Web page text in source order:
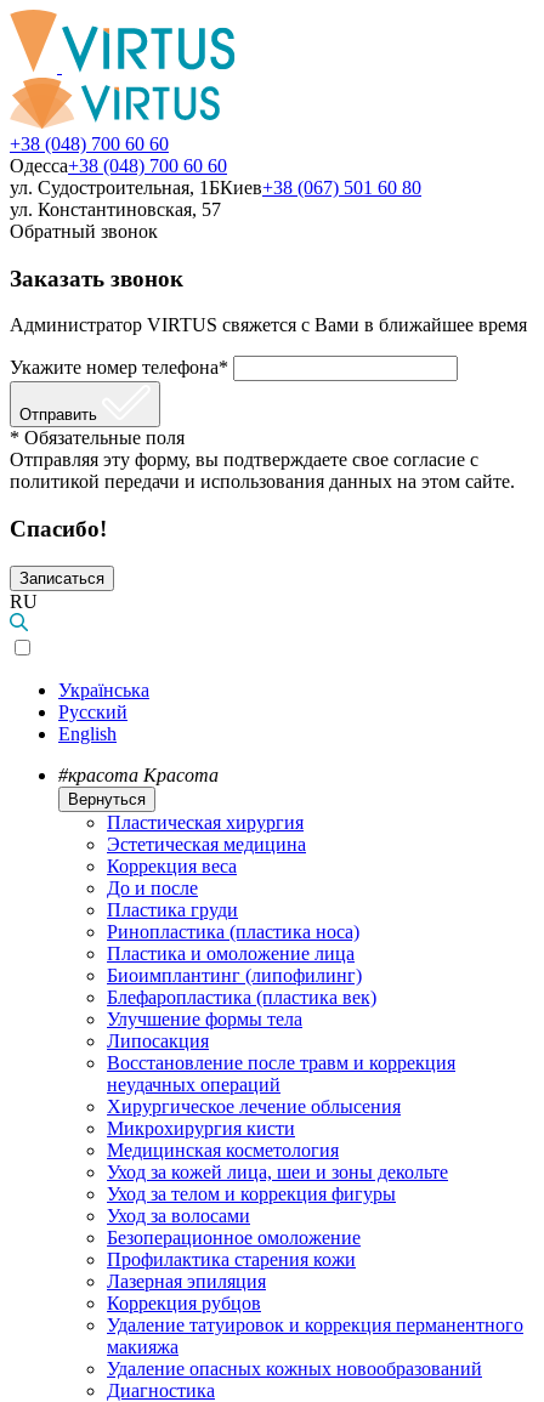
+38 (048) 700 60 60
Одесса+38 (048) 700 60 60
ул. Судостроительная, 1БКиев+38 (067) 501 60 80
ул. Константиновская, 57
Обратный звонок
Заказать звонок
Администратор VIRTUS свяжется с Вами в ближайшее время
Укажите номер телефона*
Отправить
* Обязательные поля
Отправляя эту форму, вы подтверждаете свое согласие с
политикой передачи и использования данных на этом сайте.
Спасибо!
Записаться
RU
Українська
Русский
English
#красота Красота
Вернуться
Пластическая хирургия
Эстетическая медицина
Коррекция веса
До и после
Пластика груди
Ринопластика (пластика носа)
Пластика и омоложение лица
Биоимплантинг (липофилинг)
Блефаропластика (пластика век)
Улучшение формы тела
Липосакция
Восстановление после травм и коррекция
неудачных операций
Хирургическое лечение облысения
Микрохирургия кисти
Медицинская косметология
Уход за кожей лица, шеи и зоны декольте
Уход за телом и коррекция фигуры
Уход за волосами
Безоперационное омоложение
Профилактика старения кожи
Лазерная эпиляция
Коррекция рубцов
Удаление татуировок и коррекция перманентного
макияжа
Удаление опасных кожных новообразований
Диагностика